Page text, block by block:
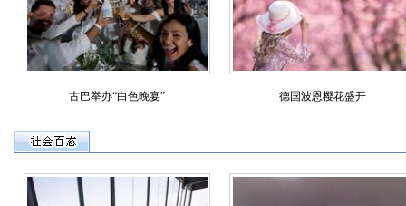
古巴举办“白色晚宴” 德国波恩樱花盛开